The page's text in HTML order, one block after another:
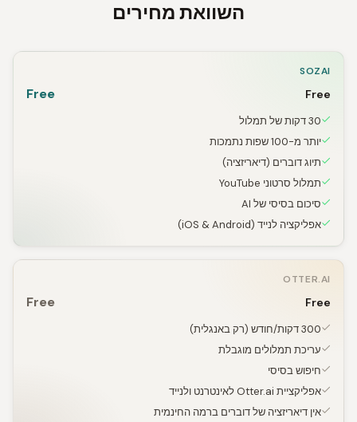
השוואת מחירים
SOZAI
Free
Free
30 דקות של תמלול
יותר מ-100 שפות נתמכות
תיוג דוברים (דיאריזציה)
תמלול סרטוני YouTube
סיכום בסיסי של AI
אפליקציה לנייד (iOS & Android)
OTTER.AI
Free
Free
300 דקות/חודש (רק באנגלית)
עריכת תמלולים מוגבלת
חיפוש בסיסי
אפליקציית Otter.ai לאינטרנט ולנייד
אין דיאריזציה של דוברים ברמה החינמית